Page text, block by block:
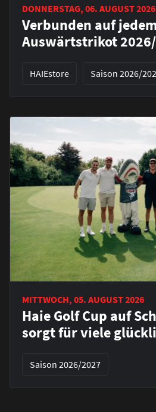
DONNERSTAG, 06. AUGUST 2026
Verbunden auf
Auswärtstrikot
HAIEstore Saison 2026/
MITTWOCH, 05. AUGUST 2026
Haie Golf Cup auf
sorgt für viele
Saison 2026/2027